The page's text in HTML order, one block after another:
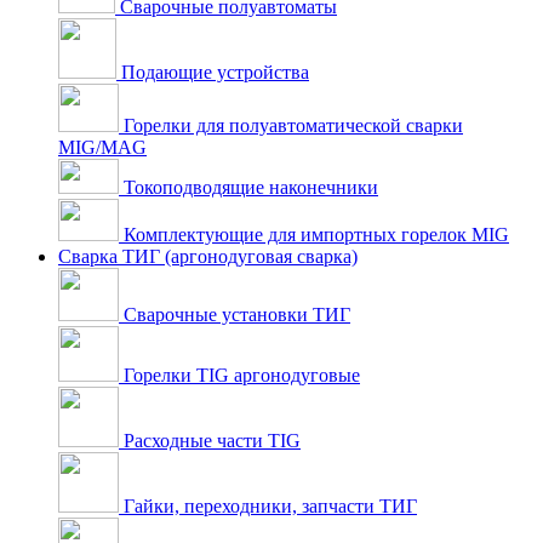
Сварочные полуавтоматы
Подающие устройства
Горелки для полуавтоматической сварки
MIG/MAG
Токоподводящие наконечники
Комплектующие для импортных горелок MIG
Сварка ТИГ (аргонодуговая сварка)
Сварочные установки ТИГ
Горелки TIG аргонодуговые
Расходные части TIG
Гайки, переходники, запчасти ТИГ